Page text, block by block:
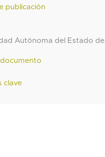
publicación
Autónoma del Estado de
clave